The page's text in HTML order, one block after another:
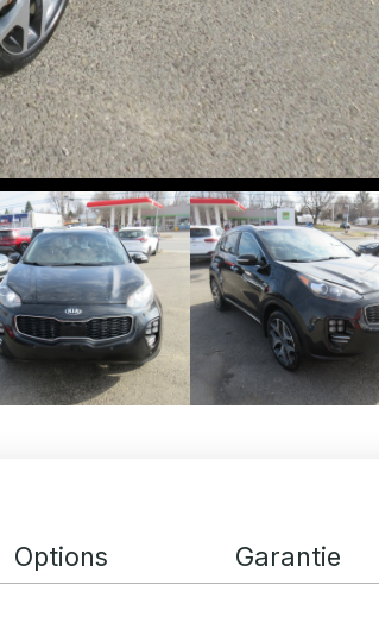
Options Garantie